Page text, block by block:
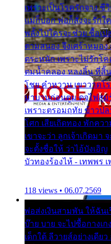
เพราะเป็นโรครักจาง ชี
แม่ก็บอก พ่อก็สั่งจะรักใ
พลั้งไปใครจะช่วย ซื้อเป
ตามสนอง จึงเศร้าหมอ
ตระหนัก เพราะไม่รักโ
ตมน้ำคลอง หลงลิ้น ที่สิ้
โชย คำหวาน เขาวาดโ
มาบานก่อนตูม ดุจไฟสุม
เพราะตรอมฤทัย ข้าวป
โศก เสียเถิดทอง พักคว
เขาจะว่า ลูกเจ้าเกิดมา
จะตั้งชื่อให้ ว่าไอ้บังเอิญ
บัวทองร้องไห้ - เทพพร
118 views • 06.07.2569
พ่อส่งเงินสามพัน ให้ฉัน
บ๊าย บาย จะไปซื้อกางเก
เด็กใต้ ลีวายส์อย่างเดีย